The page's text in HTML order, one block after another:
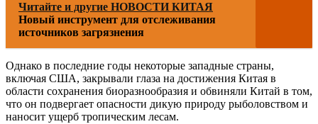
Читайте и другие НОВОСТИ КИТАЯ
Новый инструмент для отслеживания
источников загрязнения
Однако в последние годы некоторые западные страны,
включая США, закрывали глаза на достижения Китая в
области сохранения биоразнообразия и обвиняли Китай в том,
что он подвергает опасности дикую природу рыболовством и
наносит ущерб тропическим лесам.